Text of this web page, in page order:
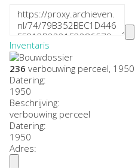
Inventaris
236 verbouwing perceel, 1950
Datering:
1950
Beschrijving:
verbouwing perceel
Datering:
1950
Adres: